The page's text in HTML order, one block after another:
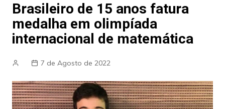
Brasileiro de 15 anos fatura
medalha em olimpíada
internacional de matemática
7 de Agosto de 2022